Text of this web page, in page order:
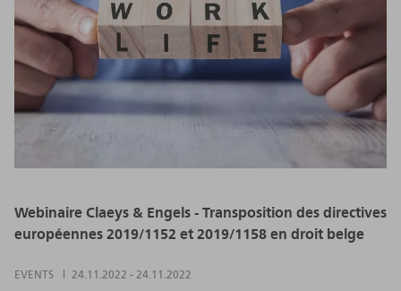
Webinaire Claeys & Engels - Transposition des directives
européennes 2019/1152 et 2019/1158 en droit belge
EVENTS 24.11.2022 - 24.11.2022